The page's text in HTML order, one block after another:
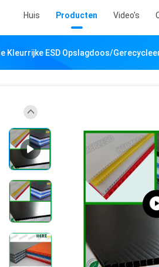
Huis Producten Video's
Kleurrijke ESD Opslagdoos/